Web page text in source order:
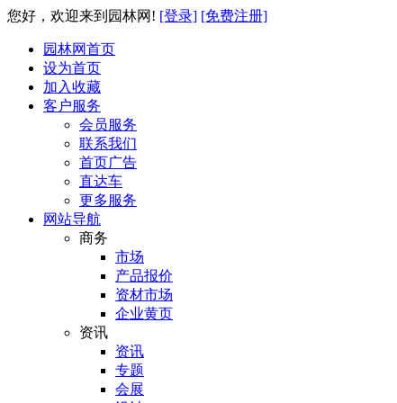
您好，欢迎来到园林网! [登录] [免费注册]
园林网首页
设为首页
加入收藏
客户服务
会员服务
联系我们
首页广告
直达车
更多服务
网站导航
商务
市场
产品报价
资材市场
企业黄页
资讯
资讯
专题
会展